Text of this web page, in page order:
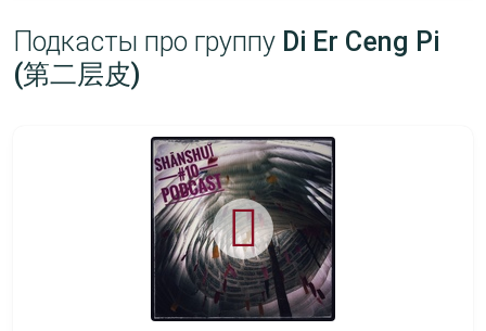
Подкасты про группу Di Er Ceng Pi
(第二层皮)